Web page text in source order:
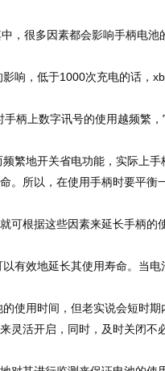
很多因素都会影响手柄电池
，低于1000次充电的话，
上数字讯号的使用越频繁，
地开关省电功能，实际上手
所以，在使用手柄时要平衡
根据这些因素来延长手柄的
效地延长其使用寿命。当电
用时间，但老实说会短时期
活开启，同时，及时关闭不